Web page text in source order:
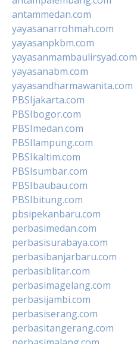
antammedan.com
yayasanarrohmah.com
yayasanpkbm.com
yayasanmambaulirsyad.com
yayasanabm.com
yayasandharmawanita.com
PBSIjakarta.com
PBSIbogor.com
PBSImedan.com
PBSIlampung.com
PBSIkaltim.com
PBSIsumbar.com
PBSIbaubau.com
PBSIbitung.com
pbsipekanbaru.com
perbasimedan.com
perbasisurabaya.com
perbasibanjarbaru.com
perbasiblitar.com
perbasimagelang.com
perbasijambi.com
perbasiserang.com
perbasitangerang.com